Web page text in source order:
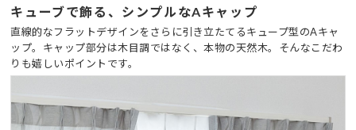
キューブで飾る、シンプルなAキャップ
直線的なフラットデザインをさらに引き立たてるキュープ型のAキャ
ップ。キャップ部分は木目調ではなく、本物の天然木。そんなこだわ
りも嬉しいポイントです。